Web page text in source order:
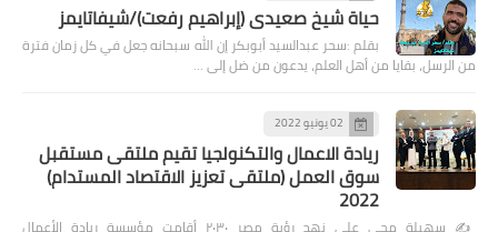
حياة شيخ صعيدى (إبراهيم رفعت)/شيفاتايمز
بقلم :سحر عبدالسيد أبوبكر إن الله سبحانه جعل في كل زمان فترة
من الرسل، بقايا من أهل العلم، يدعون من ضل إلى …
02 يونيو 2022
ريادة الاعمال والتكنولجيا تقيم ملتقى مستقبل
سوق العمل (ملتقى تعزيز الاقتصاد المستدام)
2022
✍️ سهيلة محي على نهج رؤية مصر ٢٠٣٠ أقامت مؤسسة ريادة الأعمال